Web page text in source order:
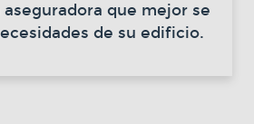
que mejor se
de su edificio.